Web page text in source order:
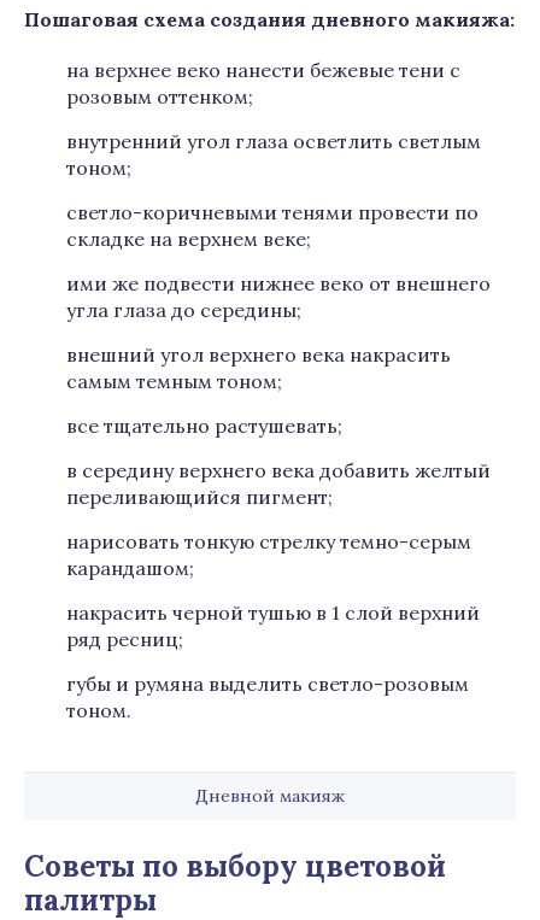
Пошаговая схема создания дневного макияжа:
на верхнее веко нанести бежевые тени с
розовым оттенком;
внутренний угол глаза осветлить светлым
тоном;
светло-коричневыми тенями провести по
складке на верхнем веке;
ими же подвести нижнее веко от внешнего
угла глаза до середины;
внешний угол верхнего века накрасить
самым темным тоном;
все тщательно растушевать;
в середину верхнего века добавить желтый
переливающийся пигмент;
нарисовать тонкую стрелку темно-серым
карандашом;
накрасить черной тушью в 1 слой верхний
ряд ресниц;
губы и румяна выделить светло-розовым
тоном.
Дневной макияж
Советы по выбору цветовой
палитры